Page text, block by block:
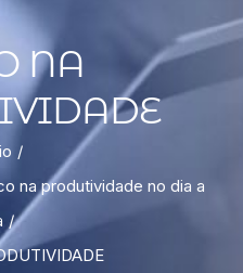
NA
na produtividade no dia a